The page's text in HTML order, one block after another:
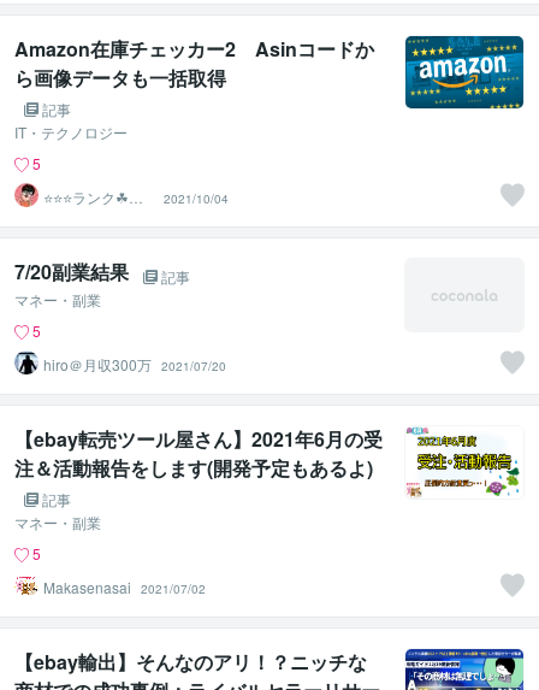
Amazon在庫チェッカー2 Asinコードか
ら画像データも一括取得
記事
IT・テクノロジー
5
⭐️⭐️⭐️ランク☘ヤ
フオクマスター
2021/10/04
7/20副業結果
記事
マネー・副業
5
hiro＠月収300万 2021/07/20
【ebay転売ツール屋さん】2021年6月の受
注＆活動報告をします(開発予定もあるよ)
記事
マネー・副業
5
Makasenasai
2021/07/02
【ebay輸出】そんなのアリ！？ニッチな